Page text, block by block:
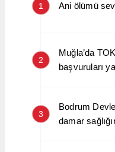
1 Ani ölümü
2
Muğla’da
başvuruları
3
Bodrum
damar